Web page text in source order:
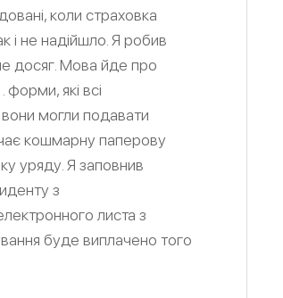
коли страховка
і не надійшло. Я робив
досяг. Мова йде про
які всі
могли подавати
кошмарну паперову
уряду. Я заповнив
з
листа з
буде виплачено того